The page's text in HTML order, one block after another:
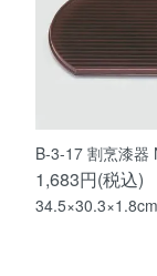
B-3-17 割烹漆
1,683円(税込)
34.5×30.3×1.8cm